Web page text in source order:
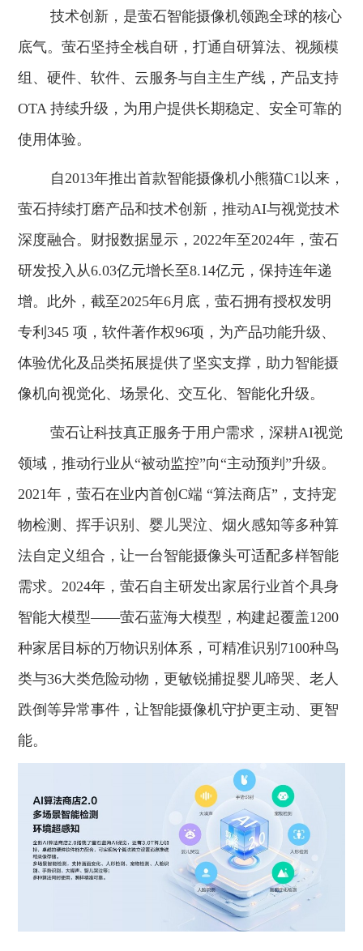
技术创新，是萤石智能摄像机领跑全球的核心
底气。萤石坚持全栈自研，打通自研算法、视频模
组、硬件、软件、云服务与自主生产线，产品支持
OTA 持续升级，为用户提供长期稳定、安全可靠的
使用体验。
自2013年推出首款智能摄像机小熊猫C1以来，
萤石持续打磨产品和技术创新，推动AI与视觉技术
深度融合。财报数据显示，2022年至2024年，萤石
研发投入从6.03亿元增长至8.14亿元，保持连年递
增。此外，截至2025年6月底，萤石拥有授权发明
专利345 项，软件著作权96项，为产品功能升级、
体验优化及品类拓展提供了坚实支撑，助力智能摄
像机向视觉化、场景化、交互化、智能化升级。
萤石让科技真正服务于用户需求，深耕AI视觉
领域，推动行业从“被动监控”向“主动预判”升级。
2021年，萤石在业内首创C端 “算法商店”，支持宠
物检测、挥手识别、婴儿哭泣、烟火感知等多种算
法自定义组合，让一台智能摄像头可适配多样智能
需求。2024年，萤石自主研发出家居行业首个具身
智能大模型——萤石蓝海大模型，构建起覆盖1200
种家居目标的万物识别体系，可精准识别7100种鸟
类与36大类危险动物，更敏锐捕捉婴儿啼哭、老人
跌倒等异常事件，让智能摄像机守护更主动、更智
能。